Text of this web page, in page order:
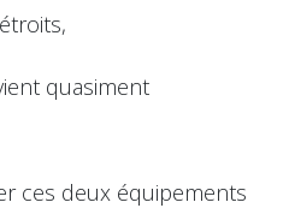
quasiment
ces deux équipements